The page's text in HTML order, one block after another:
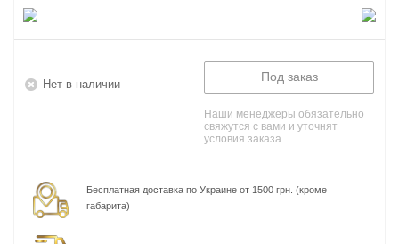
Нет в наличии
Под заказ
Наши менеджеры обязательно
свяжутся с вами и уточнят
условия заказа
Бесплатная доставка по Украине от 1500 грн. (кроме
габарита)